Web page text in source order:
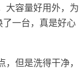
大容量好用外，为
一台，真是好心
但是洗得干净，